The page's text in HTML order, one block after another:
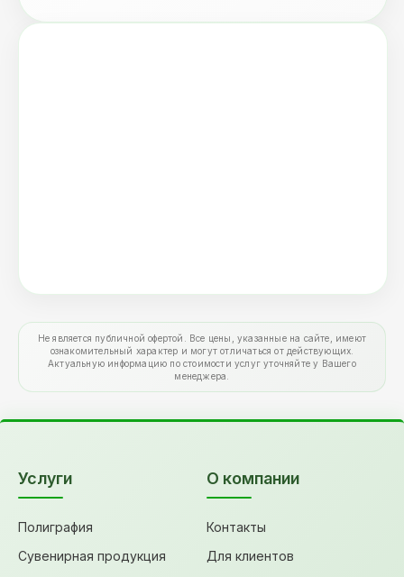
Не является публичной офертой. Все цены, указанные на сайте, имеют
ознакомительный характер и могут отличаться от действующих.
Актуальную информацию по стоимости услуг уточняйте у Вашего
менеджера.
Услуги
Полиграфия
Сувенирная продукция
О компании
Контакты
Для клиентов